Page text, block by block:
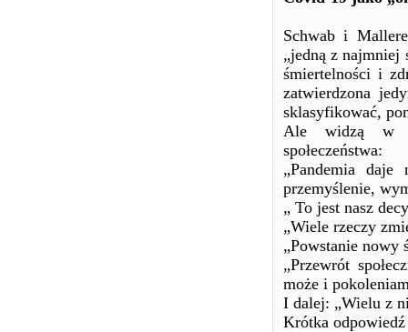
Schwab i
„jedną z najmniej
śmiertelności i
zatwierdzona
sklasyfikować,
Ale widzą w
społeczeństwa:
„Pandemia
przemyślenie,
„ To jest nasz
„Wiele rzeczy
„Powstanie
„Przewrót
może i
I dalej: „Wielu z
Krótka